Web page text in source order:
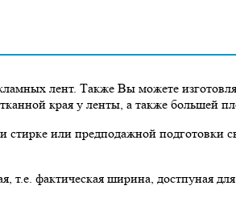
лент. Также Вы можете
края у ленты, а также большей
стирке или предподажной подготовки
т.е. фактическая ширина, достпуная